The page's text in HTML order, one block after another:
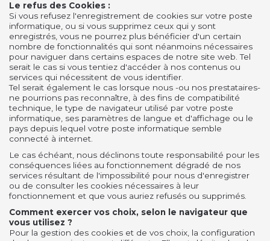
Le refus des Cookies :
Si vous refusez l'enregistrement de cookies sur votre poste
informatique, ou si vous supprimez ceux qui y sont
enregistrés, vous ne pourrez plus bénéficier d'un certain
nombre de fonctionnalités qui sont néanmoins nécessaires
pour naviguer dans certains espaces de notre site web. Tel
serait le cas si vous tentiez d'accéder à nos contenus ou
services qui nécessitent de vous identifier.
Tel serait également le cas lorsque nous -ou nos prestataires-
ne pourrions pas reconnaître, à des fins de compatibilité
technique, le type de navigateur utilisé par votre poste
informatique, ses paramètres de langue et d'affichage ou le
pays depuis lequel votre poste informatique semble
connecté à internet.
Le cas échéant, nous déclinons toute responsabilité pour les
conséquences liées au fonctionnement dégradé de nos
services résultant de l'impossibilité pour nous d'enregistrer
ou de consulter les cookies nécessaires à leur
fonctionnement et que vous auriez refusés ou supprimés.
Comment exercer vos choix, selon le navigateur que
vous utilisez ?
Pour la gestion des cookies et de vos choix, la configuration